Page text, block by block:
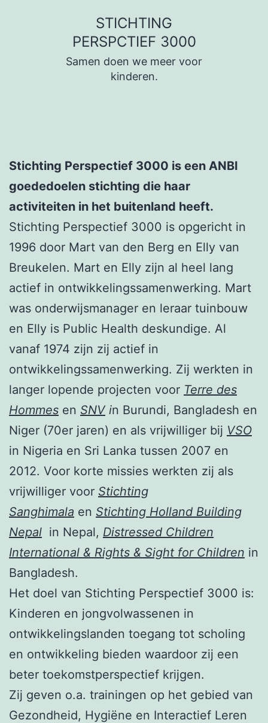
STICHTING
PERSPCTIEF 3000
Samen doen we meer voor
kinderen.
Stichting Perspectief 3000 is een ANBI
goededoelen stichting die haar
activiteiten in het buitenland heeft.
Stichting Perspectief 3000 is opgericht in
1996 door Mart van den Berg en Elly van
Breukelen. Mart en Elly zijn al heel lang
actief in ontwikkelingssamenwerking. Mart
was onderwijsmanager en leraar tuinbouw
en Elly is Public Health deskundige. Al
vanaf 1974 zijn zij actief in
ontwikkelingssamenwerking. Zij werkten in
langer lopende projecten voor Terre des
Hommes en SNVin Burundi, Bangladesh en
Niger (70er jaren) en als vrijwilliger bij VSO
in Nigeria en Sri Lanka tussen 2007 en
2012. Voor korte missies werkten zij als
vrijwilliger voor Stichting
Sanghimala en Stichting Holland Building
Nepal in Nepal, Distressed Children
International & Rights & Sight for Children in
Bangladesh.
Het doel van Stichting Perspectief 3000 is:
Kinderen en jongvolwassenen in
ontwikkelingslanden toegang tot scholing
en ontwikkeling bieden waardoor zij een
beter toekomstperspectief krijgen.
Zij geven o.a. trainingen op het gebied van
Gezondheid, Hygiëne en Interactief Leren